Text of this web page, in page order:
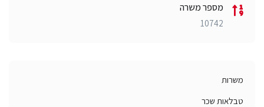
מספר משרה
10742
משרות
טבלאות שכר